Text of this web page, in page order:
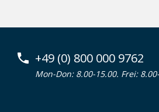
+49 (0) 800 000 9762
Mon-Don: 8.00-15.00. Frei: